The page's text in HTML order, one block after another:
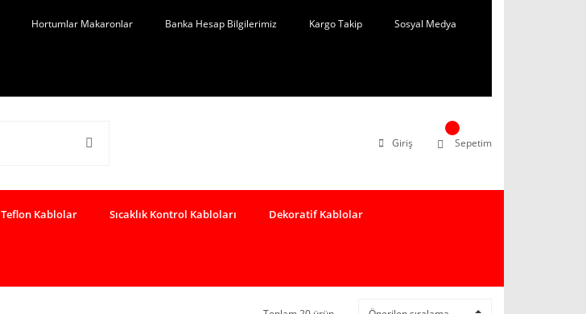
Hortumlar Makaronlar Banka Hesap Bilgilerimiz Kargo Takip Sosyal Medya
Giriş Sepetim
Teflon Kablolar Sıcaklık Kontrol Kabloları Dekoratif Kablolar